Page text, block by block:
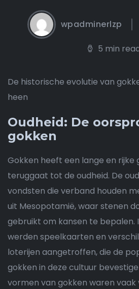
wpadminerlzp
5 min
De historische evolutie van
heen
Oudheid: De
gokken
Gokken heeft een lange en rijke
teruggaat tot de oudheid. De
vondsten die verband houden
uit Mesopotamië, waar stenen
gebruikt om kansen te bepalen.
werden speelkaarten en
loterijen aangetroffen, die de
gokken in deze cultuur
vormen van gokken waren